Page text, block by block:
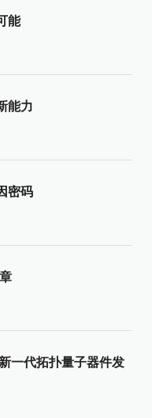
能
能力
密码
一代拓扑量子器件发